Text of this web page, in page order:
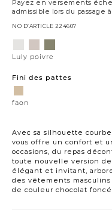
Payez en versements
admissible lors du passage
NO D’ARTICLE 224607
Avec sa silhouette
vous offre un confort et
occasions, du repas
toute nouvelle version
élégant et invitant,
des vêtements
de couleur chocolat
Variations
poivregingembre
forêt
Luly poivre
Fini des pattes
faon